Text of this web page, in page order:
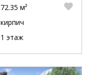
72.35 м²
кирпич
1 этаж